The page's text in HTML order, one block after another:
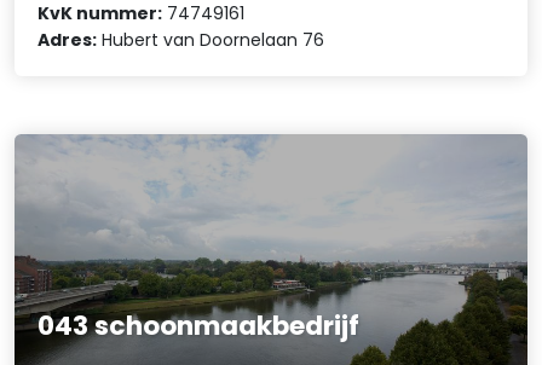
KvK nummer: 74749161
Adres: Hubert van Doornelaan 76
043 schoonmaakbedrijf